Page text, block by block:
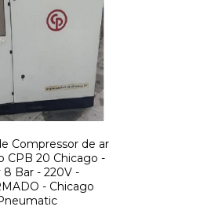
Compressor de ar
CPB 20 Chicago -
8 Bar - 220V -
- Chicago